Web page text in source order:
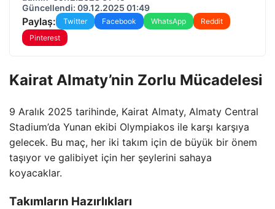
Güncellendi: 09.12.2025 01:49
Paylaş: Twitter Facebook WhatsApp
Reddit
Pinterest
Kairat Almaty’nin Zorlu Mücadelesi
9 Aralık 2025 tarihinde, Kairat Almaty, Almaty Central
Stadium’da Yunan ekibi Olympiakos ile karşı karşıya
gelecek. Bu maç, her iki takım için de büyük bir önem
taşıyor ve galibiyet için her şeylerini sahaya
koyacaklar.
Takımların Hazırlıkları